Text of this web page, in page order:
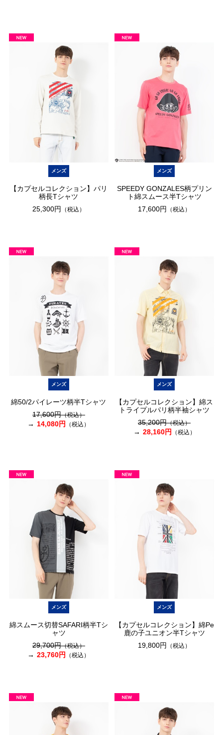
メンズ
【カプセルコレクション】パリ
柄長Tシャツ
25,300円 （税込）
メンズ
SPEEDY GONZALES柄プリン
ト綿スムース半Tシャツ
17,600円 （税込）
メンズ
綿50/2パイレーツ柄半Tシャツ
17,600円（税込）
14,080円 （税込）
メンズ
【カプセルコレクション】綿ス
トライプルパリ柄半袖シャツ
35,200円（税込）
28,160円 （税込）
メンズ
綿スムース切替SAFARI柄半Tシ
ャツ
29,700円（税込）
23,760円 （税込）
メンズ
【カプセルコレクション】綿Pe
鹿の子ユニオン半Tシャツ
19,800円
（税込）